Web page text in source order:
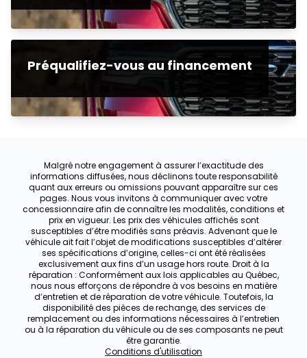
Préqualifiez-vous au financement
Malgré notre engagement à assurer l’exactitude des
informations diffusées, nous déclinons toute responsabilité
quant aux erreurs ou omissions pouvant apparaître sur ces
pages. Nous vous invitons à communiquer avec votre
concessionnaire afin de connaître les modalités, conditions et
prix en vigueur. Les prix des véhicules affichés sont
susceptibles d’être modifiés sans préavis. Advenant que le
véhicule ait fait l’objet de modifications susceptibles d’altérer
ses spécifications d’origine, celles-ci ont été réalisées
exclusivement aux fins d’un usage hors route. Droit à la
réparation : Conformément aux lois applicables au Québec,
nous nous efforçons de répondre à vos besoins en matière
d’entretien et de réparation de votre véhicule. Toutefois, la
disponibilité des pièces de rechange, des services de
remplacement ou des informations nécessaires à l’entretien
ou à la réparation du véhicule ou de ses composants ne peut
être garantie.
Conditions d'utilisation